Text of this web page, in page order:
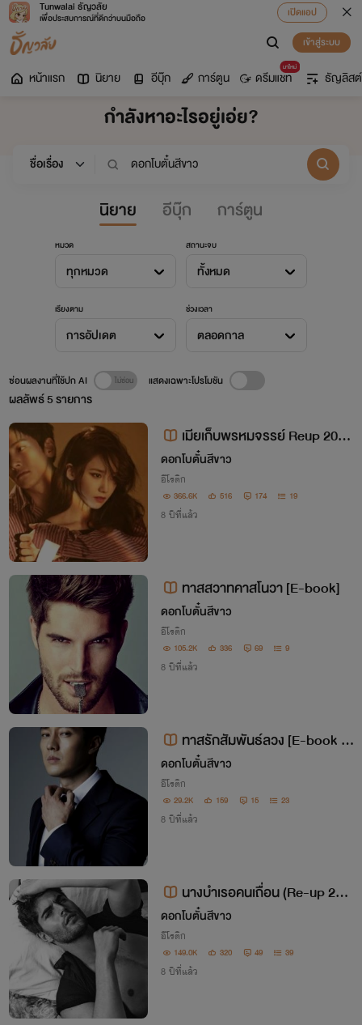
Tunwalai ธัญวลัย
เพื่อประสบการณ์ที่ดีกว่าบนมือถือ
เปิดแอป
เข้าสู่ระบบ
หน้าแรก นิยาย อีบุ๊ก การ์ตูน
มาใหม่
ดรีมแชท ธัญลิสต์
กำลังหาอะไรอยู่เอ่ย?
นิยาย อีบุ๊ก การ์ตูน
หมวด
ทุกหมวด
สถานะจบ
ทั้งหมด
เรียงตาม
การอัปเดต
ช่วงเวลา
ตลอดกาล
ผลลัพธ์5รายการ
ซ่อนผลงานที่ใช้ปก AI แสดงเฉพาะโปรโมชัน
เมียเก็บพรหมจรรย์ Reup 2018
(หนังสือวางจำหน่ายร้านนายอิทร์)
ดอกโบตั๋นสีขาว
อีโรติก
366.6K 516 174 19
8 ปีที่แล้ว
ทาสสวาทคาสโนวา [E-book]
ดอกโบตั๋นสีขาว
อีโรติก
105.2K 336 69 9
8 ปีที่แล้ว
ทาสรักสัมพันธ์ลวง [E-book พ
ร้อมโหลด]
ดอกโบตั๋นสีขาว
อีโรติก
29.2K 159 15 23
8 ปีที่แล้ว
นางบำเรอคนเถื่อน (Re-up 201
8) หนังสือพร้อมส่ง
ดอกโบตั๋นสีขาว
อีโรติก
149.0K 320 49 39
8 ปีที่แล้ว